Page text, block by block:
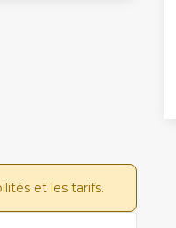
et les tarifs.